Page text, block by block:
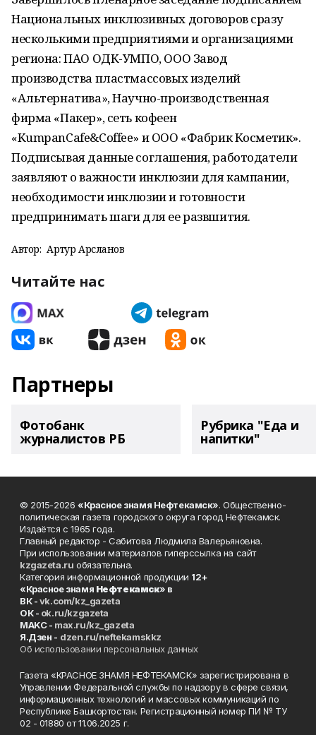
Национальных инклюзивных договоров сразу
несколькими предприятиями и организациями
региона: ПАО ОДК-УМПО, ООО Завод
производства пластмассовых изделий
«Альтернатива», Научно-производственная
фирма «Пакер», сеть кофеен
«KumpanCafe&Coffee» и ООО «Фабрик Косметик».
Подписывая данные соглашения, работодатели
заявляют о важности инклюзии для кампании,
необходимости инклюзии и готовности
предпринимать шаги для ее развшития.
Автор: Артур Арсланов
Читайте нас
Партнеры
Фотобанк
журналистов РБ
Рубрика "Еда и
напитки"
© 2015-2026 «Красное знамя Нефтекамск». Общественно-
политическая газета городского округа город Нефтекамск.
Издаётся с 1965 года.
Главный редактор - Сабитова Людмила Валерьяновна.
При использовании материалов гиперссылка на сайт
kzgazeta.ru обязательна.
Категория информационной продукции 12+
«Красное знамя Нефтекамск» в
ВК -vk.com/kz_gazeta
ОК - ok.ru/kzgazeta
MAKC - max.ru/kz_gazeta
Я.Дзен - dzen.ru/neftekamskkz
Об использовании персональных данных
Газета «КРАСНОЕ ЗНАМЯ НЕФТЕКАМСК» зарегистрирована в
Управлении Федеральной службы по надзору в сфере связи,
информационных технологий и массовых коммуникаций по
Республике Башкортостан. Регистрационный номер ПИ № ТУ
02 - 01880 от 11.06.2025 г.